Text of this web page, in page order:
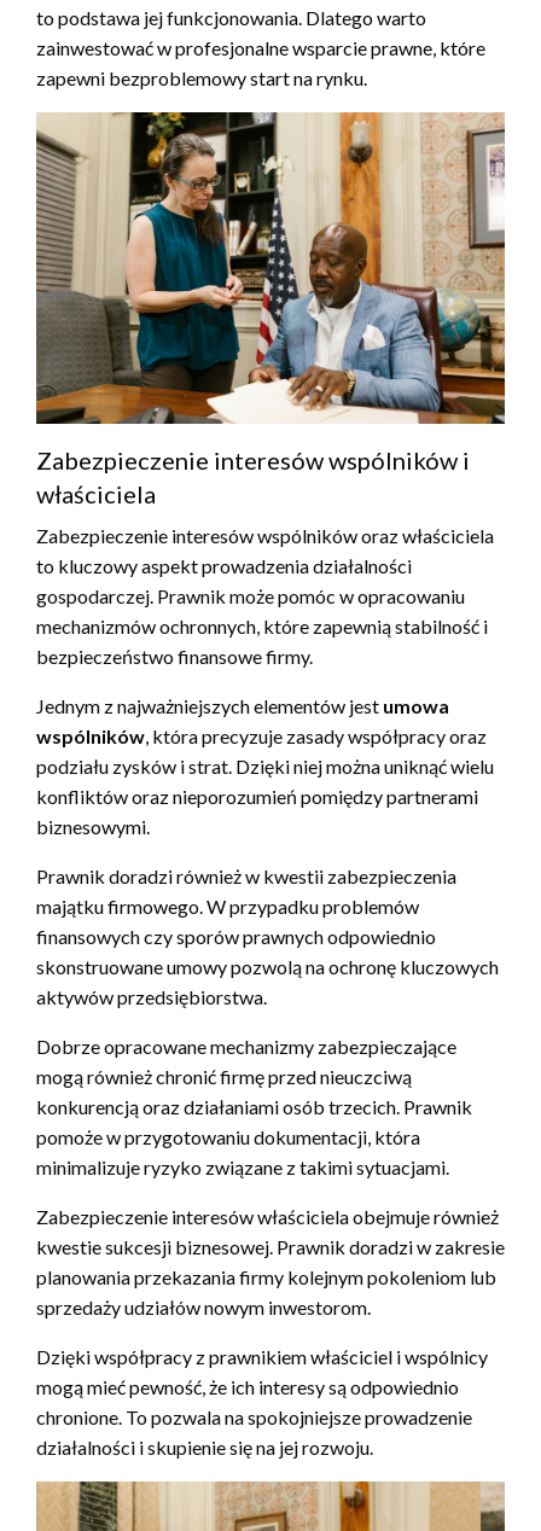
to podstawa jej funkcjonowania. Dlatego warto
zainwestować w profesjonalne wsparcie prawne, które
zapewni bezproblemowy start na rynku.
Zabezpieczenie interesów wspólników i
właściciela
Zabezpieczenie interesów wspólników oraz właściciela
to kluczowy aspekt prowadzenia działalności
gospodarczej. Prawnik może pomóc w opracowaniu
mechanizmów ochronnych, które zapewnią stabilność i
bezpieczeństwo finansowe firmy.
Jednym z najważniejszych elementów jest umowa
wspólników, która precyzuje zasady współpracy oraz
podziału zysków i strat. Dzięki niej można uniknąć wielu
konfliktów oraz nieporozumień pomiędzy partnerami
biznesowymi.
Prawnik doradzi również w kwestii zabezpieczenia
majątku firmowego. W przypadku problemów
finansowych czy sporów prawnych odpowiednio
skonstruowane umowy pozwolą na ochronę kluczowych
aktywów przedsiębiorstwa.
Dobrze opracowane mechanizmy zabezpieczające
mogą również chronić firmę przed nieuczciwą
konkurencją oraz działaniami osób trzecich. Prawnik
pomoże w przygotowaniu dokumentacji, która
minimalizuje ryzyko związane z takimi sytuacjami.
Zabezpieczenie interesów właściciela obejmuje również
kwestie sukcesji biznesowej. Prawnik doradzi w zakresie
planowania przekazania firmy kolejnym pokoleniom lub
sprzedaży udziałów nowym inwestorom.
Dzięki współpracy z prawnikiem właściciel i wspólnicy
mogą mieć pewność, że ich interesy są odpowiednio
chronione. To pozwala na spokojniejsze prowadzenie
działalności i skupienie się na jej rozwoju.